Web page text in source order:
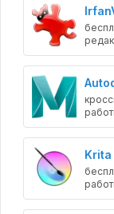
Krita